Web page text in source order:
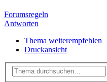
Forumsregeln
Antworten
Thema weiterempfehlen
Druckansicht